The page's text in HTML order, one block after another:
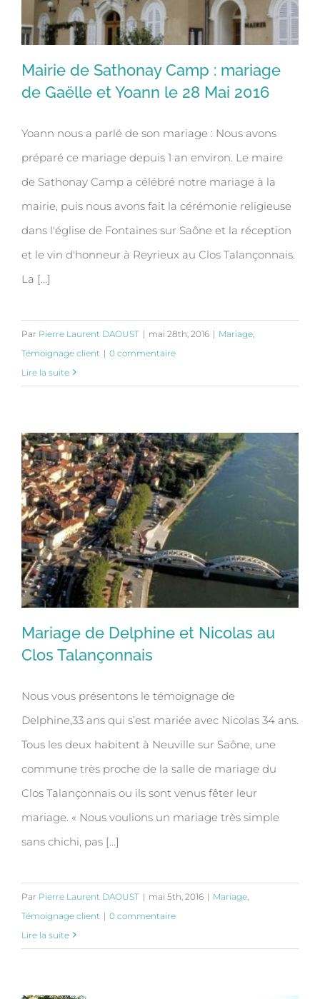
Mairie de Sathonay Camp : mariage
de Gaëlle et Yoann le 28 Mai 2016
Mairie de Sathonay Camp : mariage
de Gaëlle et Yoann le 28 Mai 2016
Yoann nous a parlé de son mariage : Nous avons
préparé ce mariage depuis 1 an environ. Le maire
de Sathonay Camp a célébré notre mariage à la
mairie, puis nous avons fait la cérémonie religieuse
dans l'église de Fontaines sur Saône et la réception
et le vin d'honneur à Reyrieux au Clos Talançonnais.
La [...]
Par Pierre Laurent DAOUST | mai 28th, 2016 | Mariage
Témoignage client | 0 commentaire
Lire la suite
Mariage de Delphine et Nicolas au
Clos Talançonnais
Mariage de Delphine et Nicolas au
Clos Talançonnais
Nous vous présentons le témoignage de
Delphine,33 ans qui s’est mariée avec Nicolas 34 ans.
Tous les deux habitent à Neuville sur Saône, une
commune très proche de la salle de mariage du
Clos Talançonnais ou ils sont venus fêter leur
mariage. « Nous voulions un mariage très simple
sans chichi, pas [...]
Par Pierre Laurent DAOUST | mai 5th, 2016 | Mariage
Témoignage client | 0 commentaire
Lire la suite